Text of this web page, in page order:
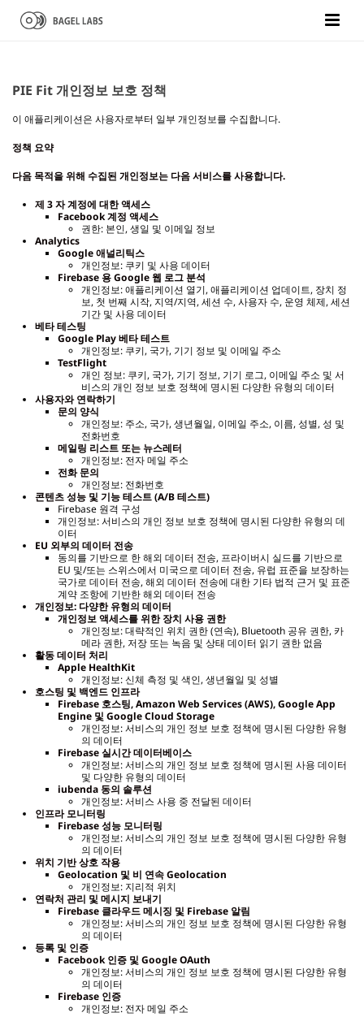
PIE Fit 개인정보 보호 정책
이 애플리케이션은 사용자로부터 일부 개인정보를 수집합니다.
정책 요약
다음 목적을 위해 수집된 개인정보는 다음 서비스를 사용합니다.
제 3 자 계정에 대한 액세스
Facebook계정 액세스
권한: 본인, 생일 및 이메일 정보
Analytics
Google애널리틱스
개인정보: 쿠키 및 사용 데이터
Firebase용 Google 웹 로그 분석
개인정보: 애플리케이션 열기, 애플리케이션 업데이트, 장치 정
보, 첫 번째 시작, 지역/지역, 세션 수, 사용자 수, 운영 체제, 세션
기간 및 사용 데이터
베타 테스팅
Google Play베타 테스트
개인정보: 쿠키, 국가, 기기 정보 및 이메일 주소
TestFlight
개인 정보: 쿠키, 국가, 기기 정보, 기기 로그, 이메일 주소 및 서
비스의 개인 정보 보호 정책에 명시된 다양한 유형의 데이터
사용자와 연락하기
문의 양식
개인정보: 주소, 국가, 생년월일, 이메일 주소, 이름, 성별, 성 및
전화번호
메일링 리스트 또는 뉴스레터
개인정보: 전자 메일 주소
전화 문의
개인정보: 전화번호
콘텐츠 성능 및 기능 테스트 (A/B 테스트)
Firebase 원격 구성
개인정보: 서비스의 개인 정보 보호 정책에 명시된 다양한 유형의 데
이터
EU 외부의 데이터 전송
동의를 기반으로 한 해외 데이터 전송, 프라이버시 실드를 기반으로
EU 및/또는 스위스에서 미국으로 데이터 전송, 유럽 표준을 보장하는
국가로 데이터 전송, 해외 데이터 전송에 대한 기타 법적 근거 및 표준
계약 조항에 기반한 해외 데이터 전송
개인정보: 다양한 유형의 데이터
개인정보 액세스를 위한 장치 사용 권한
개인정보: 대략적인 위치 권한 (연속), Bluetooth 공유 권한, 카
메라 권한, 저장 또는 녹음 및 상태 데이터 읽기 권한 없음
활동 데이터 처리
Apple HealthKit
개인정보: 신체 측정 및 색인, 생년월일 및 성별
호스팅 및 백엔드 인프라
Firebase 호스팅, Amazon Web Services (AWS), Google App
Engine 및 Google Cloud Storage
개인정보: 서비스의 개인 정보 보호 정책에 명시된 다양한 유형
의 데이터
Firebase실시간 데이터베이스
개인정보: 서비스의 개인 정보 보호 정책에 명시된 사용 데이터
및 다양한 유형의 데이터
iubenda동의 솔루션
개인정보: 서비스 사용 중 전달된 데이터
인프라 모니터링
Firebase성능 모니터링
개인정보: 서비스의 개인 정보 보호 정책에 명시된 다양한 유형
의 데이터
위치 기반 상호 작용
Geolocation 및 비 연속 Geolocation
개인정보: 지리적 위치
연락처 관리 및 메시지 보내기
Firebase클라우드 메시징 및 Firebase 알림
개인정보: 서비스의 개인 정보 보호 정책에 명시된 다양한 유형
의 데이터
등록 및 인증
Facebook인증 및 Google OAuth
개인정보: 서비스의 개인 정보 보호 정책에 명시된 다양한 유형
의 데이터
Firebase 인증
개인정보: 전자 메일 주소